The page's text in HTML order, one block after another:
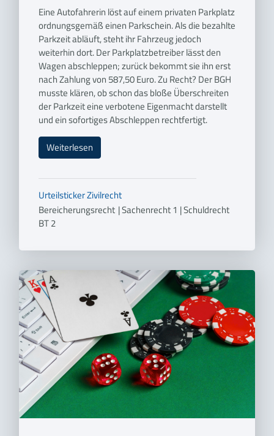
Eine Autofahrerin löst auf einem privaten Parkplatz
ordnungsgemäß einen Parkschein. Als die bezahlte
Parkzeit abläuft, steht ihr Fahrzeug jedoch
weiterhin dort. Der Parkplatzbetreiber lässt den
Wagen abschleppen; zurück bekommt sie ihn erst
nach Zahlung von 587,50 Euro. Zu Recht? Der BGH
musste klären, ob schon das bloße Überschreiten
der Parkzeit eine verbotene Eigenmacht darstellt
und ein sofortiges Abschleppen rechtfertigt.
Weiterlesen
UrteilstickerZivilrecht
Bereicherungsrecht |Sachenrecht 1 |Schuldrecht
BT 2